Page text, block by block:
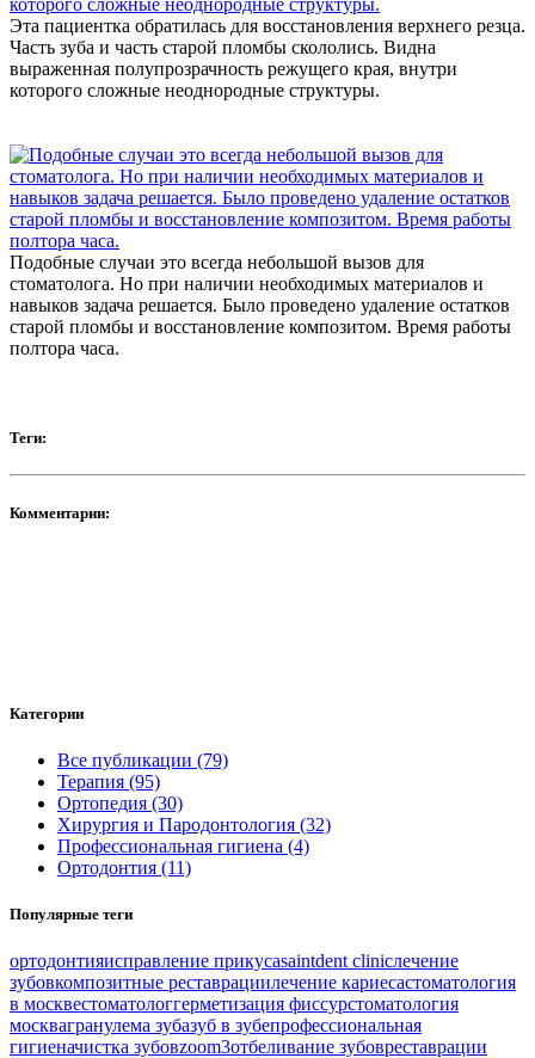
Эта пациентка обратилась для восстановления верхнего резца.
Часть зуба и часть старой пломбы скололись. Видна
выраженная полупрозрачность режущего края, внутри
которого сложные неоднородные структуры.
Подобные случаи это всегда небольшой вызов для
стоматолога. Но при наличии необходимых материалов и
навыков задача решается. Было проведено удаление остатков
старой пломбы и восстановление композитом. Время работы
полтора часа.
Теги:
Комментарии:
Категории
Все публикации (79)
Терапия (95)
Ортопедия (30)
Хирургия и Пародонтология (32)
Профессиональная гигиена (4)
Ортодонтия (11)
Популярные теги
ортодонтияисправление прикусаsaintdent clinicлечение
зубовкомпозитные реставрациилечение кариесастоматология
в москвестоматологгерметизация фиссурстоматология
москвагранулема зубазуб в зубепрофессиональная
гигиеначистка зубовzoom3отбеливание зубовреставрации